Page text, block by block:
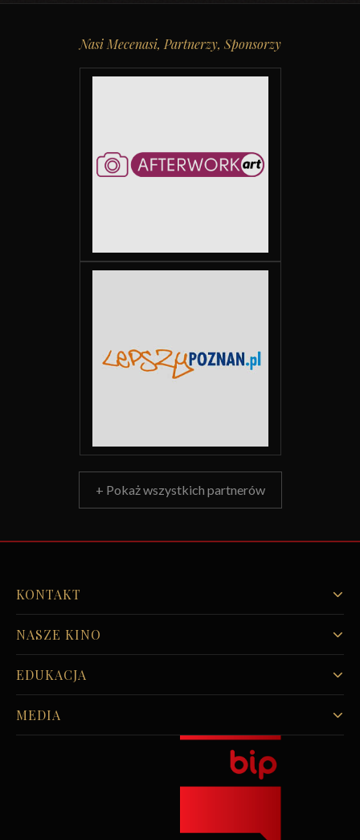
Nasi Mecenasi, Partnerzy, Sponsorzy
+ Pokaż wszystkich partnerów
KONTAKT
NASZE KINO
EDUKACJA
MEDIA